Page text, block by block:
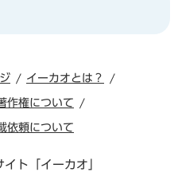
イーカオとは？
作権について
依頼について
ト「イーカオ」